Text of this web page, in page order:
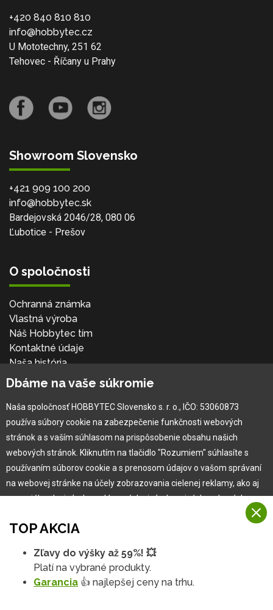
+420 840 810 810
info@hobbytec.cz
U Mototechny, 251 62
Tehovec - Říčany u Prahy
Showroom Slovensko
+421 909 100 200
info@hobbytec.sk
Bardejovská 2046/28, 080 06
Ľubotice - Prešov
O spoločnosti
Ochranná známka
Vlastná výroba
Náš Hobbytec tím
Kontaktné údaje
Naša história
Kariéra
Pre zákazníka
Garancia najlepšej ceny
Užívateľský manuál
Obchodné podmienky
Zákazník & partner
Novinky
TOP AKCIA
Zľavy do výšky až 59%! 💥
Platí na vybrané produkty.
Garancia 👍 najlepšej ceny na trhu.
Dbáme na vaše súkromie
Naša spoločnosť HOBBYTEC Slovensko s. r. o., IČO: 53060873
používa súbory cookie na zabezpečenie funkčnosti webových
stránok a s vaším súhlasom na prispôsobenie obsahu našich
webových stránok. Kliknutím na tlačidlo "Rozumiem" súhlasíte s
používaním súborov cookie a s prenosom údajov o vašom správaní
na webovej stránke na účely zobrazovania cielenej reklamy, ako aj
na sociálnych sieťach a reklamných sieťach na iných webových
Viac informácií
Na našich webových stránkach používame niekoľko kategórií
Rozumiem